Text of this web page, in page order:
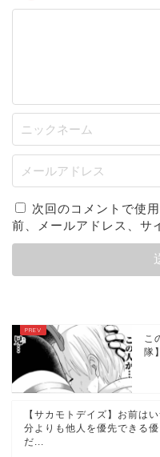
次回のコメントで使
前、メールアドレス、サ
こ
隊】
【サカモトデイズ】お前は
分よりも他人を優先できる
だ...